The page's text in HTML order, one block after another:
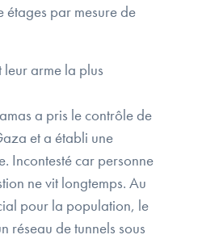
étages par mesure de
leur arme la plus
a pris le contrôle de
et a établi une
Incontesté car personne
ne vit longtemps. Au
pour la population, le
réseau de tunnels sous